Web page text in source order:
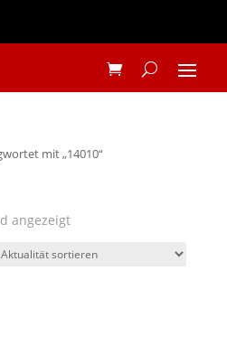
mit „14010“
angezeigt